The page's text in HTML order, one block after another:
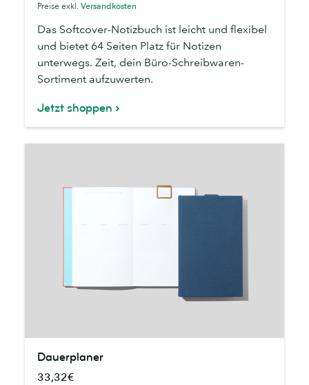
Preise exkl. Versandkosten
Das Softcover-Notizbuch ist leicht und flexibel
und bietet 64 Seiten Platz für Notizen
unterwegs. Zeit, dein Büro-Schreibwaren-
Sortiment aufzuwerten.
Jetzt shoppen
Dauerplaner
33,32€